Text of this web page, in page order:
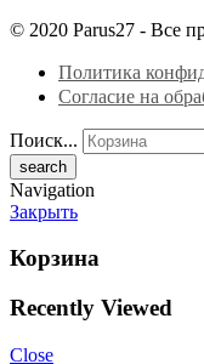
© 2020 Parus27 - Все
Политика
Согласие на
Поиск...
Navigation
Закрыть
Корзина
Recently Viewed
Close